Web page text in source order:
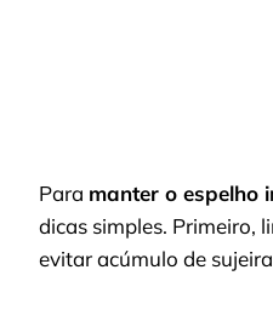
Para manter o espelho
dicas simples. Primeiro,
evitar acúmulo de